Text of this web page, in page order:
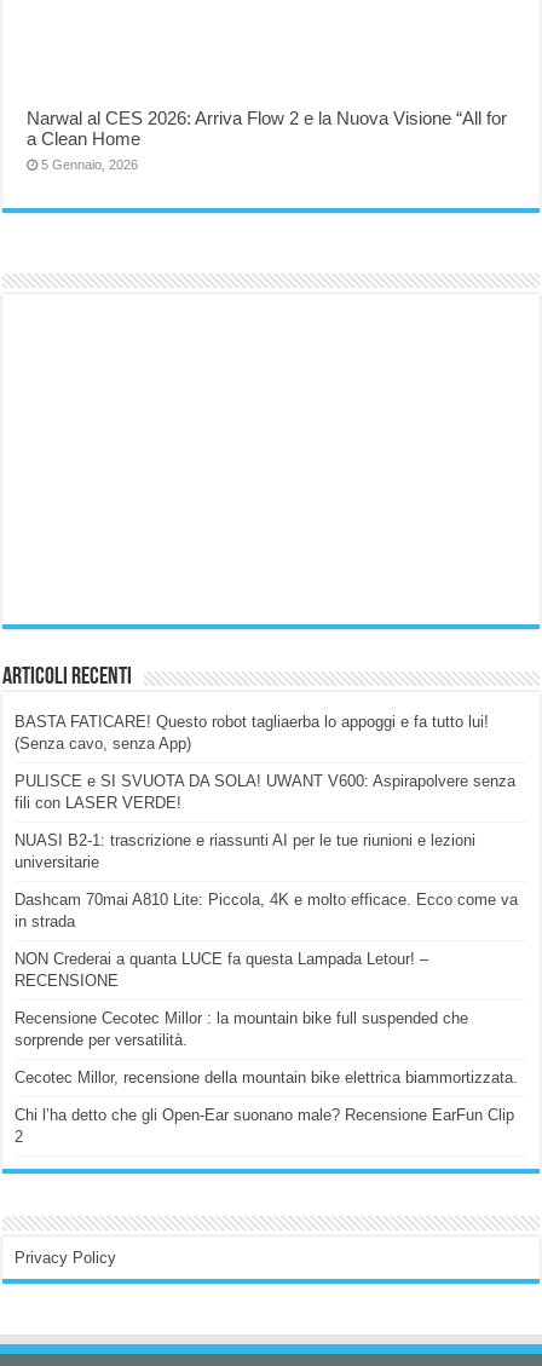
Narwal al CES 2026: Arriva Flow 2 e la Nuova Visione “All for
a Clean Home
5 Gennaio, 2026
Articoli Recenti
BASTA FATICARE! Questo robot tagliaerba lo appoggi e fa tutto lui!
(Senza cavo, senza App)
PULISCE e SI SVUOTA DA SOLA! UWANT V600: Aspirapolvere senza
fili con LASER VERDE!
NUASI B2-1: trascrizione e riassunti AI per le tue riunioni e lezioni
universitarie
Dashcam 70mai A810 Lite: Piccola, 4K e molto efficace. Ecco come va
in strada
NON Crederai a quanta LUCE fa questa Lampada Letour! –
RECENSIONE
Recensione Cecotec Millor : la mountain bike full suspended che
sorprende per versatilità.
Cecotec Millor, recensione della mountain bike elettrica biammortizzata.
Chi l’ha detto che gli Open-Ear suonano male? Recensione EarFun Clip
2
Privacy Policy